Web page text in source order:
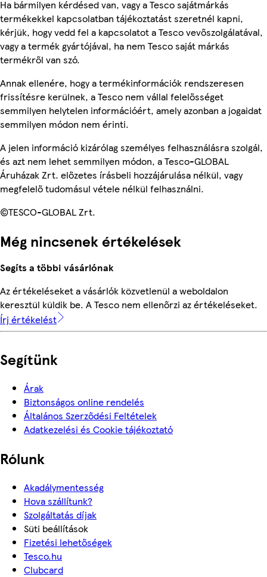
Ha bármilyen kérdésed van, vagy a Tesco sajátmárkás
termékekkel kapcsolatban tájékoztatást szeretnél kapni,
kérjük, hogy vedd fel a kapcsolatot a Tesco vevőszolgálatával,
vagy a termék gyártójával, ha nem Tesco saját márkás
termékről van szó.
Annak ellenére, hogy a termékinformációk rendszeresen
frissítésre kerülnek, a Tesco nem vállal felelősséget
semmilyen helytelen információért, amely azonban a jogaidat
semmilyen módon nem érinti.
A jelen információ kizárólag személyes felhasználásra szolgál,
és azt nem lehet semmilyen módon, a Tesco-GLOBAL
Áruházak Zrt. előzetes írásbeli hozzájárulása nélkül, vagy
megfelelő tudomásul vétele nélkül felhasználni.
©TESCO-GLOBAL Zrt.
Még nincsenek értékelések
Segíts a többi vásárlónak
Az értékeléseket a vásárlók közvetlenül a weboldalon
keresztül küldik be. A Tesco nem ellenőrzi az értékeléseket.
Írj értékelést
Segítünk
Árak
Biztonságos online rendelés
Általános Szerződési Feltételek
Adatkezelési és Cookie tájékoztató
Rólunk
Akadálymentesség
Hova szállítunk?
Szolgáltatás díjak
Süti beállítások
Fizetési lehetőségek
Tesco.hu
Clubcard